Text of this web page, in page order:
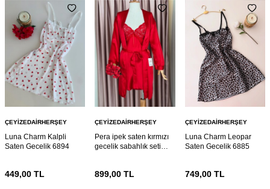
ÇEYIZEDAIRHERŞEY
Luna Charm Kalpli
Saten Gecelik 6894
449,00 TL
ÇEYIZEDAIRHERŞEY
Pera ipek saten kırmızı
gecelik sabahlık seti
899,00 TL
ÇEYIZEDAIRHERŞEY
Luna Charm Leopar
Saten Gecelik 6885
749,00TL